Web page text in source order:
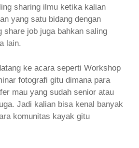
sharing ilmu ketika kalian
yang satu bidang dengan
share job juga bahkan saling
lain.
ke acara seperti Workshop
fotografi gitu dimana para
mau yang sudah senior atau
Jadi kalian bisa kenal banyak
komunitas kayak gitu